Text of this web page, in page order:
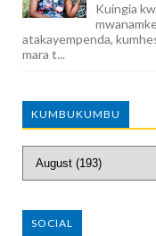
Kuingia
atakayempenda,
mara t...
KUMBUKUMBU
SOCIAL